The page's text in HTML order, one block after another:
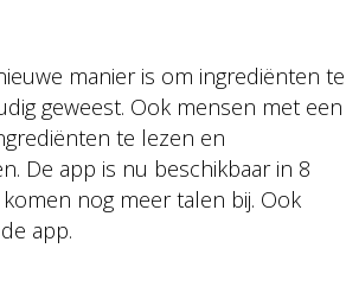
manier is om ingrediënten te
geweest. Ook mensen met een
te lezen en
De app is nu beschikbaar in 8
nog meer talen bij. Ook
app.